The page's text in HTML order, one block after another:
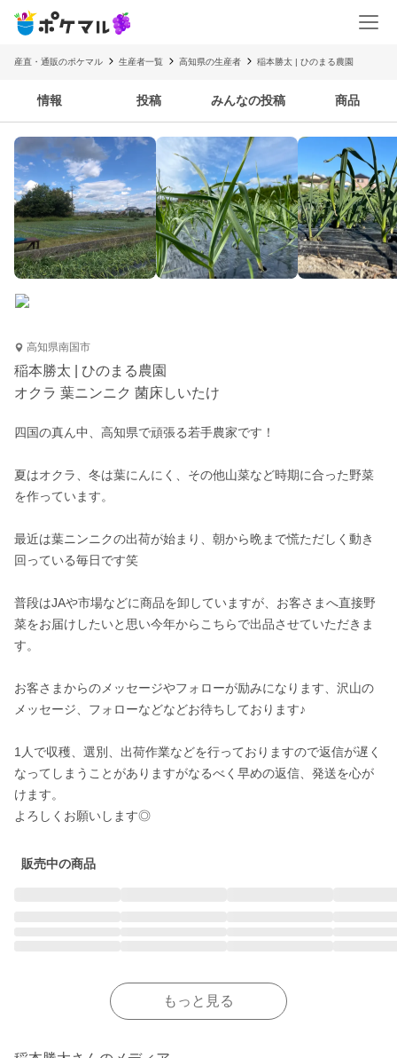
産直・通販のポケマル 生産者一覧 高知県の生産者 稲本勝太 | ひのまる農園
情報 投稿 みんなの投稿 商品
高知県南国市
稲本勝太 | ひのまる農園
オクラ 葉ニンニク 菌床しいたけ
四国の真ん中、高知県で頑張る若手農家です！
夏はオクラ、冬は葉にんにく、その他山菜など時期に合った野菜
を作っています。
最近は葉ニンニクの出荷が始まり、朝から晩まで慌ただしく動き
回っている毎日です笑
普段はJAや市場などに商品を卸していますが、お客さまへ直接野
菜をお届けしたいと思い今年からこちらで出品させていただきま
す。
お客さまからのメッセージやフォローが励みになります、沢山の
メッセージ、フォローなどなどお待ちしております♪
1人で収穫、選別、出荷作業などを行っておりますので返信が遅く
なってしまうことがありますがなるべく早めの返信、発送を心が
けます。
よろしくお願いします◎
販売中の商品
もっと見る